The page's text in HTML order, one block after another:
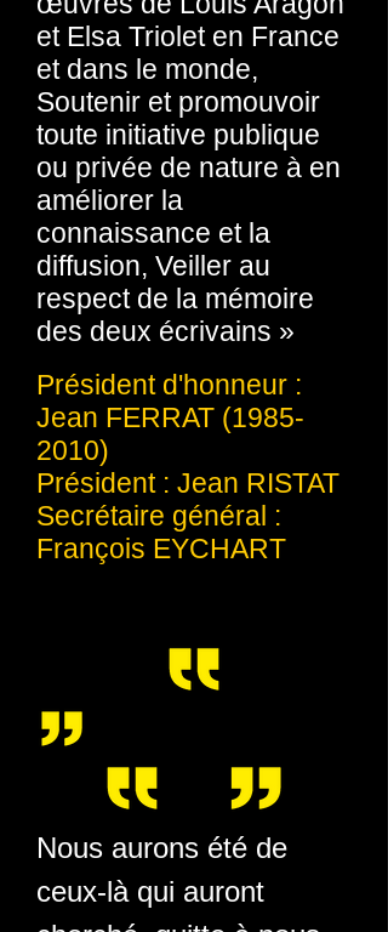
et Elsa Triolet en France
et dans le monde,
Soutenir et promouvoir
toute initiative publique
ou privée de nature à en
améliorer la
connaissance et la
diffusion, Veiller au
respect de la mémoire
des deux écrivains »
Président d'honneur :
Jean FERRAT (1985-
2010)
Président : Jean RISTAT
Secrétaire général :
François EYCHART
Nous aurons été de
ceux-là qui auront